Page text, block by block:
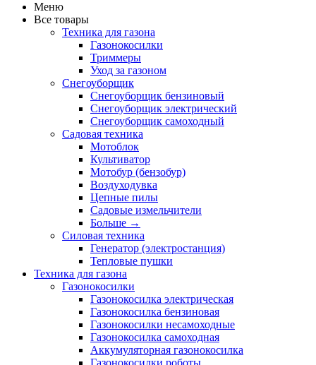
Меню
Все товары
Техника для газона
Газонокосилки
Триммеры
Уход за газоном
Снегоуборщик
Снегоуборщик бензиновый
Снегоуборщик электрический
Снегоуборщик самоходный
Садовая техника
Мотоблок
Культиватор
Мотобур (бензобур)
Воздуходувка
Цепные пилы
Садовые измельчители
Больше →
Силовая техника
Генератор (электростанция)
Тепловые пушки
Техника для газона
Газонокосилки
Газонокосилка электрическая
Газонокосилка бензиновая
Газонокосилки несамоходные
Газонокосилка самоходная
Аккумуляторная газонокосилка
Газонокосилки роботы